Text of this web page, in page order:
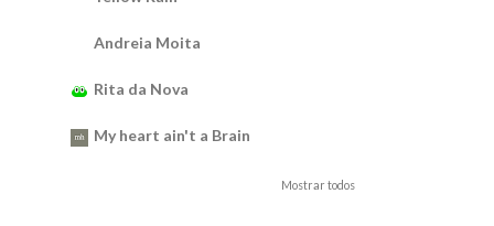
Andreia Moita
Rita da Nova
My heart ain't a Brain
Mostrar todos